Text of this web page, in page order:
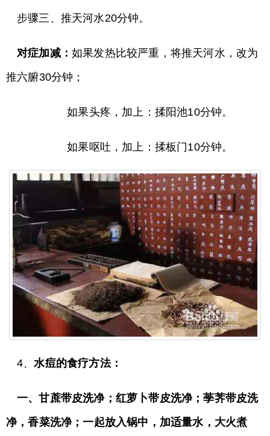
步骤三、推天河水20分钟。
对症加减： 如果发热比较严重，将推天河水，改为
推六腑30分钟；
如果头疼，加上：揉阳池10分钟。
如果呕吐，加上：揉板门10分钟。
4、水痘的食疗方法：
一、甘蔗带皮洗净；红萝卜带皮洗净；荸荠带皮洗
净，香菜洗净；一起放入锅中，加适量水，大火煮